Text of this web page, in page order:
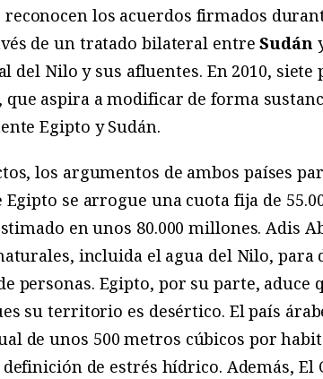
reconocen los acuerdos firmados
de un tratado bilateral entreSudán
del Nilo y sus afluentes. En 2010,
que aspira a modificar de forma
Egipto y Sudán.
los argumentos de ambos países
se arrogue una cuota fija de
en unos 80.000 millones. Adis
incluida el agua del Nilo, para
personas. Egipto, por su parte, aduce
su territorio es desértico. El país
de unos 500 metros cúbicos por
de estrés hídrico. Además, El